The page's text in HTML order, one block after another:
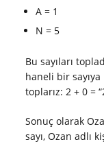
A = 1
N = 5
Bu sayıları
haneli bir
toplarız: 2 + 0 =
Sonuç olarak
sayı, Ozan adlı